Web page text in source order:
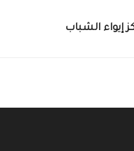
إيواء الشباب‏